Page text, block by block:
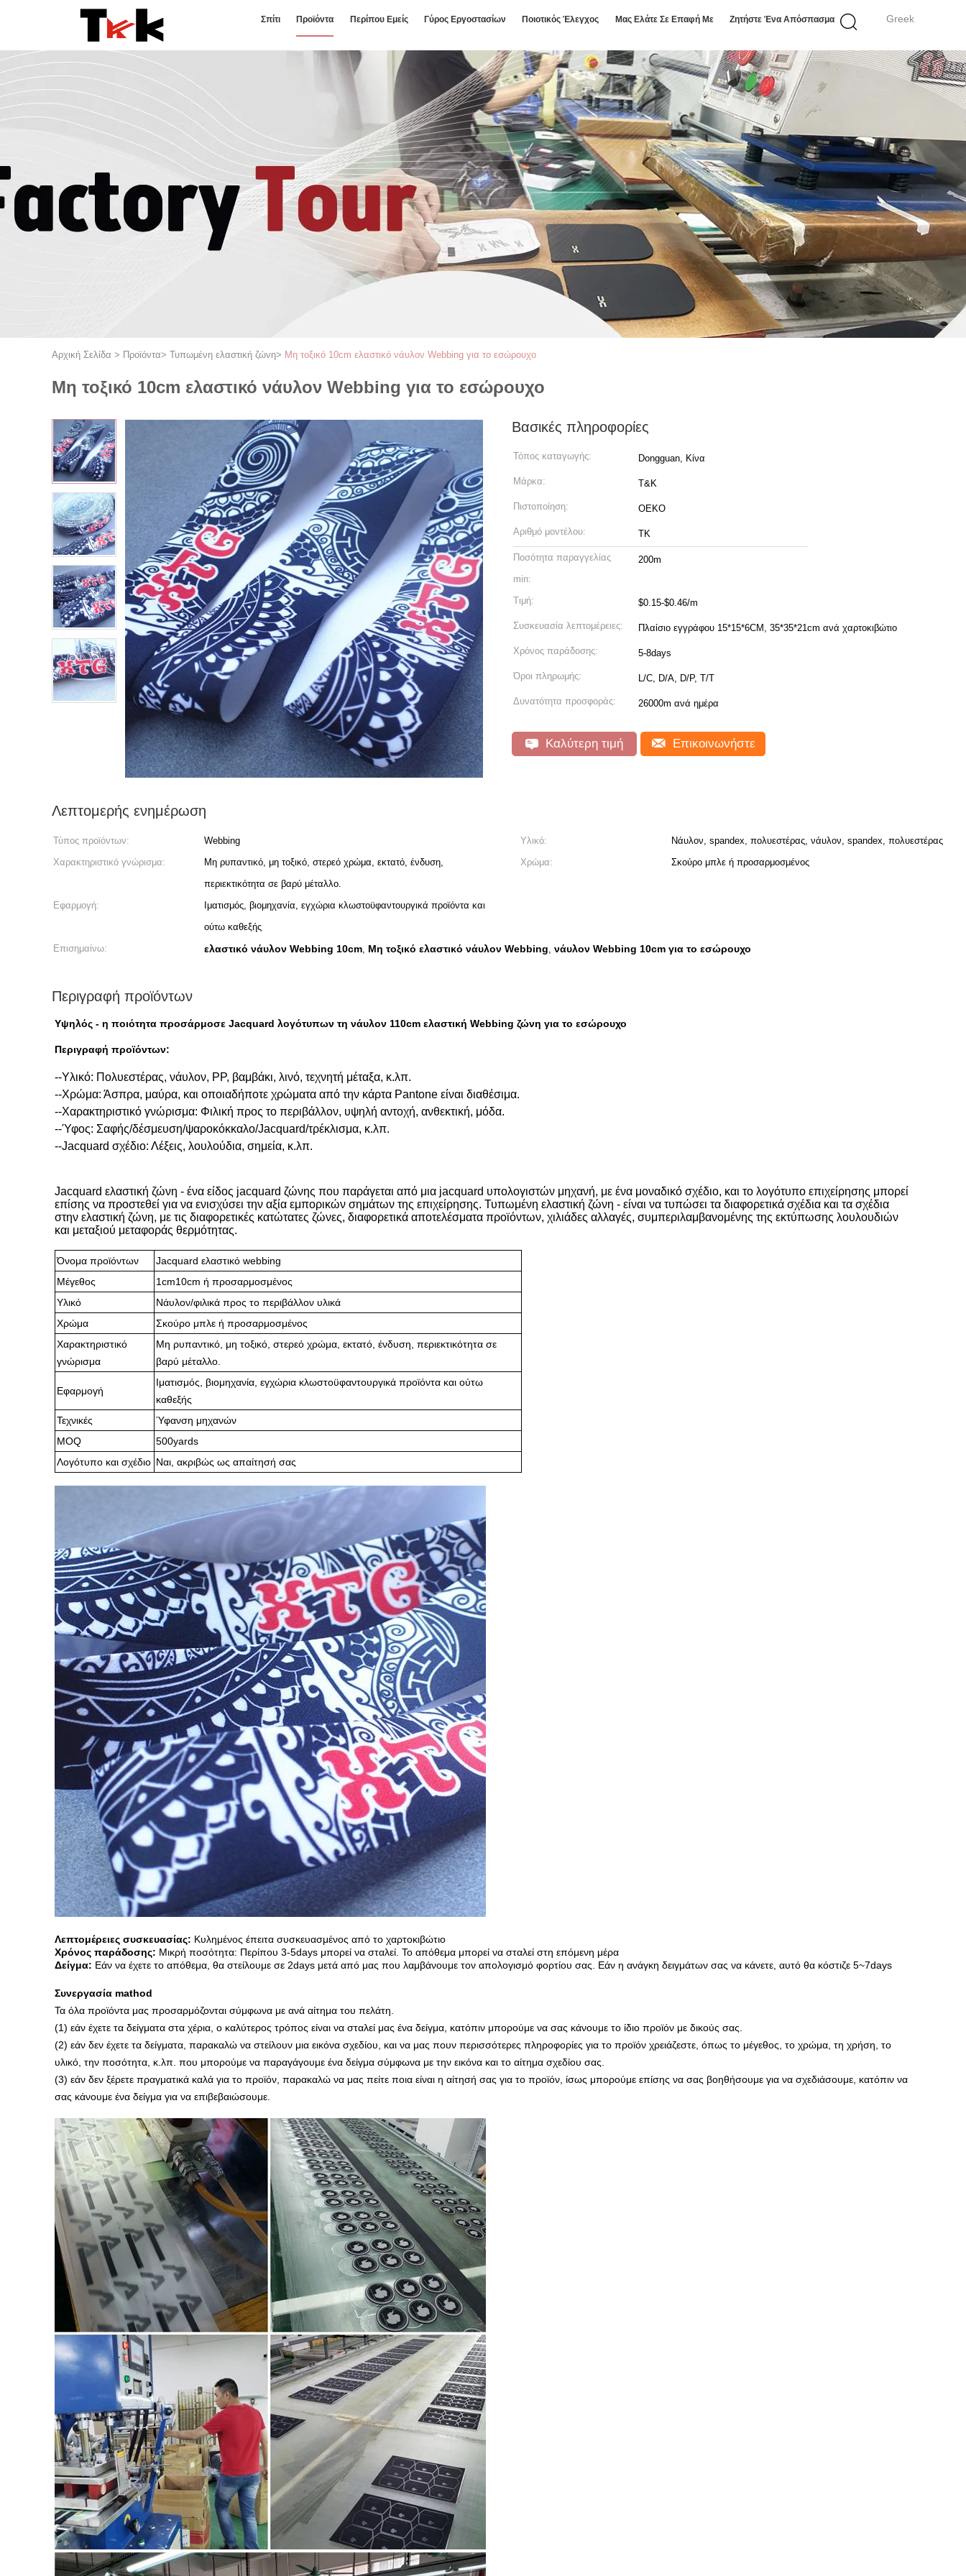
Greek
Σπίτι Προϊόντα Περίπου Εμείς Γύρος Εργοστασίων Ποιοτικός Έλεγχος Μας Ελάτε Σε Επαφή Με Ζητήστε Ένα Απόσπασμα
Αρχική Σελίδα > Προϊόντα> Τυπωμένη ελαστική ζώνη> Μη τοξικό 10cm ελαστικό νάυλον Webbing για το εσώρουχο
Μη τοξικό 10cm ελαστικό νάυλον Webbing για το εσώρουχο
Βασικές πληροφορίες
Τόπος καταγωγής: Dongguan, Κίνα
Μάρκα: T&K
Πιστοποίηση: OEKO
Αριθμό μοντέλου: TK
Ποσότητα παραγγελίας
min:
200m
Τιμή: $0.15-$0.46/m
Συσκευασία λεπτομέρειες: Πλαίσιο εγγράφου 15*15*6CM, 35*35*21cm ανά χαρτοκιβώτιο
Χρόνος παράδοσης: 5-8days
Όροι πληρωμής: L/C, D/A, D/P, T/T
Δυνατότητα προσφοράς: 26000m ανά ημέρα
Καλύτερη τιμή Επικοινωνήστε
Λεπτομερής ενημέρωση
Τύπος προϊόντων: Webbing Υλικό:
Νάυλον, spandex, πολυεστέρας, νάυλον, spandex, πολυεστέρας
Χαρακτηριστικό γνώρισμα:
Μη ρυπαντικό, μη τοξικό, στερεό χρώμα, εκτατό, ένδυση,
περιεκτικότητα σε βαρύ μέταλλο.
Χρώμα: Σκούρο μπλε ή προσαρμοσμένος
Εφαρμογή:
Ιματισμός, βιομηχανία, εγχώρια κλωστοϋφαντουργικά προϊόντα και
ούτω καθεξής
Επισημαίνω:
ελαστικό νάυλον Webbing 10cm, Μη τοξικό ελαστικό νάυλον Webbing, νάυλον Webbing 10cm για το εσώρουχο
Περιγραφή προϊόντων
Υψηλός - η ποιότητα προσάρμοσε Jacquard λογότυπων τη νάυλον 110cm ελαστική Webbing ζώνη για το εσώρουχο
Περιγραφή προϊόντων:
--Υλικό: Πολυεστέρας, νάυλον, PP, βαμβάκι, λινό, τεχνητή μέταξα, κ.λπ.
--Χρώμα: Άσπρα, μαύρα, και οποιαδήποτε χρώματα από την κάρτα Pantone είναι διαθέσιμα.
--Χαρακτηριστικό γνώρισμα: Φιλική προς το περιβάλλον, υψηλή αντοχή, ανθεκτική, μόδα.
--Ύφος: Σαφής/δέσμευση/ψαροκόκκαλο/Jacquard/τρέκλισμα, κ.λπ.
--Jacquard σχέδιο: Λέξεις, λουλούδια, σημεία, κ.λπ.
Jacquard ελαστική ζώνη - ένα είδος jacquard ζώνης που παράγεται από μια jacquard υπολογιστών μηχανή, με ένα μοναδικό σχέδιο, και το λογότυπο επιχείρησης μπορεί
επίσης να προστεθεί για να ενισχύσει την αξία εμπορικών σημάτων της επιχείρησης. Τυπωμένη ελαστική ζώνη - είναι να τυπώσει τα διαφορετικά σχέδια και τα σχέδια
στην ελαστική ζώνη, με τις διαφορετικές κατώτατες ζώνες, διαφορετικά αποτελέσματα προϊόντων, χιλιάδες αλλαγές, συμπεριλαμβανομένης της εκτύπωσης λουλουδιών
και μεταξιού μεταφοράς θερμότητας.
Όνομα προϊόντων
Jacquard ελαστικό webbing
Μέγεθος
1cm10cm ή προσαρμοσμένος
Υλικό
Νάυλον/φιλικά προς το περιβάλλον υλικά
Χρώμα
Σκούρο μπλε ή προσαρμοσμένος
Χαρακτηριστικό
γνώρισμα
Μη ρυπαντικό, μη τοξικό, στερεό χρώμα, εκτατό, ένδυση, περιεκτικότητα σε
βαρύ μέταλλο.
Εφαρμογή
Ιματισμός, βιομηχανία, εγχώρια κλωστοϋφαντουργικά προϊόντα και ούτω
καθεξής
Τεχνικές
Ύφανση μηχανών
MOQ
500yards
Λογότυπο και σχέδιο Ναι, ακριβώς ως απαίτησή σας
Λεπτομέρειες συσκευασίας: Κυλημένος έπειτα συσκευασμένος από το χαρτοκιβώτιο
Χρόνος παράδοσης: Μικρή ποσότητα: Περίπου 3-5days μπορεί να σταλεί. Το απόθεμα μπορεί να σταλεί στη επόμενη μέρα
Δείγμα: Εάν να έχετε το απόθεμα, θα στείλουμε σε 2days μετά από μας που λαμβάνουμε τον απολογισμό φορτίου σας. Εάν η ανάγκη δειγμάτων σας να κάνετε, αυτό θα κόστιζε 5~7days
Συνεργασία mathod
Τα όλα προϊόντα μας προσαρμόζονται σύμφωνα με ανά αίτημα του πελάτη.
(1) εάν έχετε τα δείγματα στα χέρια, ο καλύτερος τρόπος είναι να σταλεί μας ένα δείγμα, κατόπιν μπορούμε να σας κάνουμε το ίδιο προϊόν με δικούς σας.
(2) εάν δεν έχετε τα δείγματα, παρακαλώ να στείλουν μια εικόνα σχεδίου, και να μας πουν περισσότερες πληροφορίες για το προϊόν χρειάζεστε, όπως το μέγεθος, το χρώμα, τη χρήση, το
υλικό, την ποσότητα, κ.λπ. που μπορούμε να παραγάγουμε ένα δείγμα σύμφωνα με την εικόνα και το αίτημα σχεδίου σας.
(3) εάν δεν ξέρετε πραγματικά καλά για το προϊόν, παρακαλώ να μας πείτε ποια είναι η αίτησή σας για το προϊόν, ίσως μπορούμε επίσης να σας βοηθήσουμε για να σχεδιάσουμε, κατόπιν να
σας κάνουμε ένα δείγμα για να επιβεβαιώσουμε.